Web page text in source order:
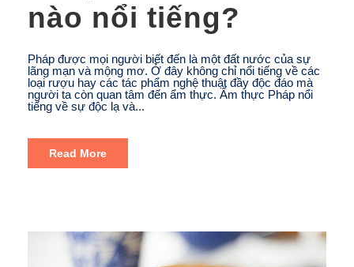
nào nổi tiếng?
Pháp được mọi người biết đến là một đất nước của sự
lãng mạn và mộng mơ. Ở đây không chỉ nổi tiếng về các
loại rượu hay các tác phẩm nghệ thuật đầy độc đáo mà
người ta còn quan tâm đến ẩm thực. Ẩm thực Pháp nổi
tiếng về sự độc lạ và...
Read More